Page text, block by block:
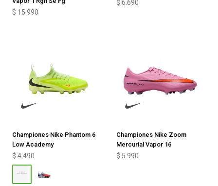
$ 15.990
$ 6.690
Championes Nike Phantom 6
Low Academy
$ 4.490
Championes Nike Zoom
Mercurial Vapor 16
$ 5.990